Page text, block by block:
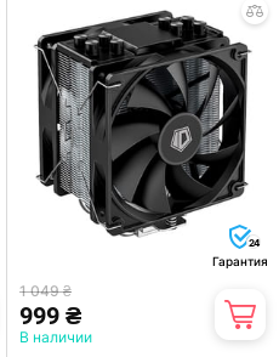
24
Гарантия
1 049 ₴
999 ₴
В наличии